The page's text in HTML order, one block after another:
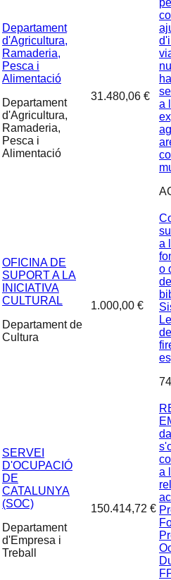
Departament
d'Agricultura,
Ramaderia,
Pesca i
Alimentació
Departament
d'Agricultura,
Ramaderia,
Pesca i
Alimentació
31.480,06 €
a
OFICINA DE
SUPORT A LA
INICIATIVA
CULTURAL
Departament de
Cultura
1.000,00 €
a
o
SERVEI
D'OCUPACIÓ
DE
CATALUNYA
(SOC)
Departament
d'Empresa i
Treball
150.414,72 €
a